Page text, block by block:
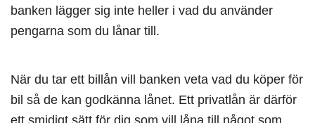
banken lägger sig inte heller i vad du använder
pengarna som du lånar till.
När du tar ett billån vill banken veta vad du köper för
bil så de kan godkänna lånet. Ett privatlån är därför